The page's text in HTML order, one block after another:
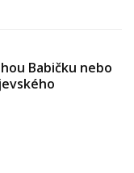
Babičku nebo